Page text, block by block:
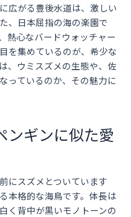
広がる豊後水道は、激しい
、日本屈指の海の楽園で
熱心なバードウォッチャー
を集めているのが、希少な
、ウミスズメの生態や、佐
っているのか、その魅力に
ンギンに似た愛
にスズメとついています
本格的な海鳥です。体長は
く背中が黒いモノトーンの